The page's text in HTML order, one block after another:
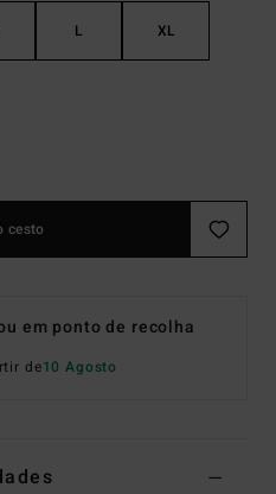
L XL
cesto
em ponto de recolha
de10 Agosto